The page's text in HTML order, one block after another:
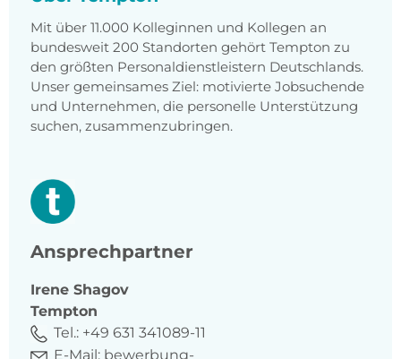
Mit über 11.000 Kolleginnen und Kollegen an
bundesweit 200 Standorten gehört Tempton zu
den größten Personaldienstleistern Deutschlands.
Unser gemeinsames Ziel: motivierte Jobsuchende
und Unternehmen, die personelle Unterstützung
suchen, zusammenzubringen.
Ansprechpartner
Irene Shagov
Tempton
Tel.: +49 631 341089-11
E-Mail: bewerbung-